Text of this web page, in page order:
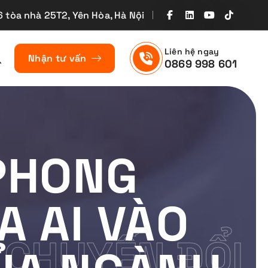
tòa nhà 25T2, Yên Hòa, Hà Nội
Nhận tư vấn
Liên hệ ngay
0869 998 601
AI VÀO